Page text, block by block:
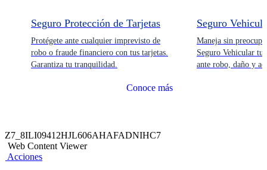
Seguro Protección de Tarjetas
Protégete ante cualquier imprevisto de
robo o fraude financiero con tus tarjetas.
Garantiza tu tranquilidad.
Conoce más
Seguro
Maneja sin
Seguro Vehicular tu
ante robo, daño y
Z7_8ILI09412HJL606AHAFADNIHC7
Web Content Viewer
Acciones